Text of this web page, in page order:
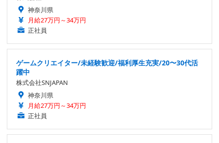
神奈川県
月給27万円～34万円
正社員
ゲームクリエイター/未経験歓迎/福利厚生充実/20〜30代活
躍中
株式会社SNJAPAN
神奈川県
月給27万円～34万円
正社員